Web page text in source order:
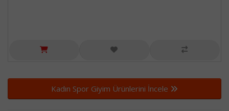
Kadın Spor Giyim Ürünlerini İncele